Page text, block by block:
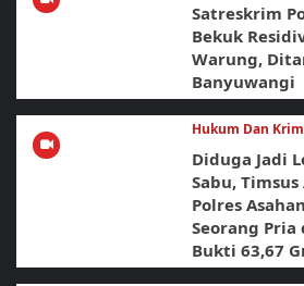
Satreskrim
Bekuk
Warung,
Banyuwangi
Hukum Dan
Diduga Jadi
Sabu,
Polres
Seorang Pria
Bukti 63,67